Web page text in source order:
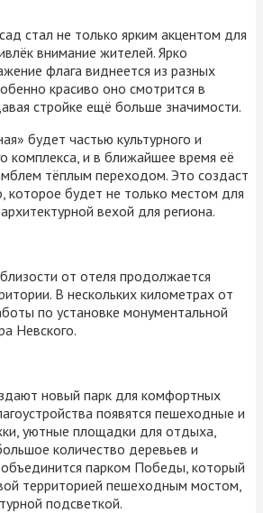
стал не только ярким акцентом для
внимание жителей. Ярко
флага виднеется из разных
красиво оно смотрится в
стройке ещё больше значимости.
будет частью культурного и
комплекса, и в ближайшее время её
тёплым переходом. Это создаст
которое будет не только местом для
вехой для региона.
от отеля продолжается
В нескольких километрах от
по установке монументальной
Невского.
новый парк для комфортных
появятся пешеходные и
уютные площадки для отдыха,
количество деревьев и
объединится парком Победы, который
территорией пешеходным мостом,
подсветкой.